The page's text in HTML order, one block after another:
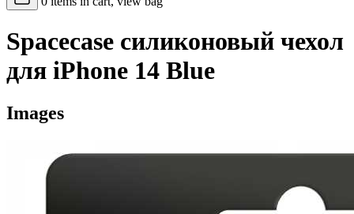
Spacecase силиконовый чехол
для iPhone 14 Blue
Images